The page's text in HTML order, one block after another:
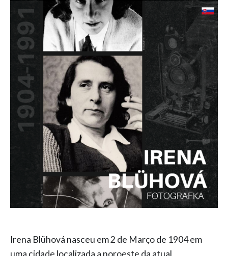
Irena Blühová nasceu em 2 de Março de 1904 em
uma cidade localizada a noroeste da atual